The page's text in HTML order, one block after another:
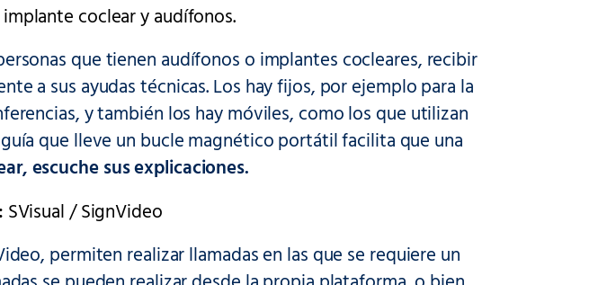
coclear y audífonos.
que tienen audífonos o implantes cocleares, recibir
a sus ayudas técnicas. Los hay fijos, por ejemplo para la
y también los hay móviles, como los que utilizan
que lleve un bucle magnético portátil facilita que una
escuche sus explicaciones.
SVisual / SignVideo
permiten realizar llamadas en las que se requiere un